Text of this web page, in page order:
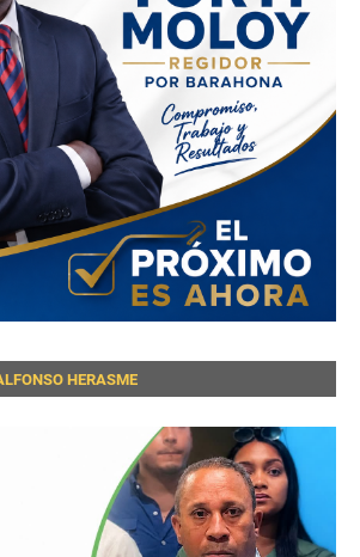
HERASME